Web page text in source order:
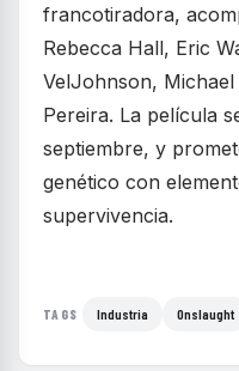
francotiradora,
Rebecca Hall, Eric
VelJohnson,
Pereira. La película
septiembre, y
genético con
supervivencia.
TAGS Industria Onslaught